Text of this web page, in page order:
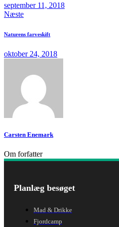
september 11, 2018
Næste
Naturens farveskift
oktober 24, 2018
Carsten Enemark
Om forfatter
Planlæg besøget
Mad & Drikke
Fjordcamp